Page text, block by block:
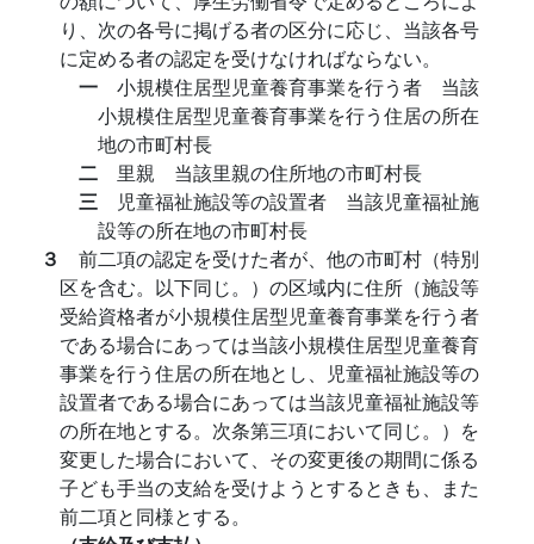
り、次の各号に掲げる者の区分に応じ、当該各号
に定める者の認定を受けなければならない。
一 小規模住居型児童養育事業を行う者 当該
小規模住居型児童養育事業を行う住居の所在
地の市町村長
二 里親 当該里親の住所地の市町村長
三
児童福祉施設等の設置者 当該児童福祉施
設等の所在地の市町村長
３ 前二項の認定を受けた者が、他の市町村（特別
区を含む。以下同じ。）の区域内に住所（施設等
受給資格者が小規模住居型児童養育事業を行う者
である場合にあっては当該小規模住居型児童養育
事業を行う住居の所在地とし、児童福祉施設等の
設置者である場合にあっては当該児童福祉施設等
の所在地とする。次条第三項において同じ。）を
変更した場合において、その変更後の期間に係る
子ども手当の支給を受けようとするときも、また
前二項と同様とする。